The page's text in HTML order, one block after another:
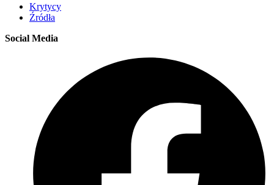
Krytycy
Źródła
Social Media